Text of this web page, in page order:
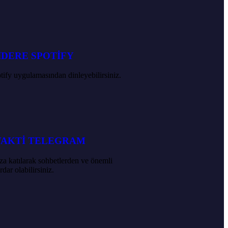
SPOTİFY
uygulamasından dinleyebilirsiniz.
TELEGRAM
katılarak sohbetlerden ve önemli
olabilirsiniz.